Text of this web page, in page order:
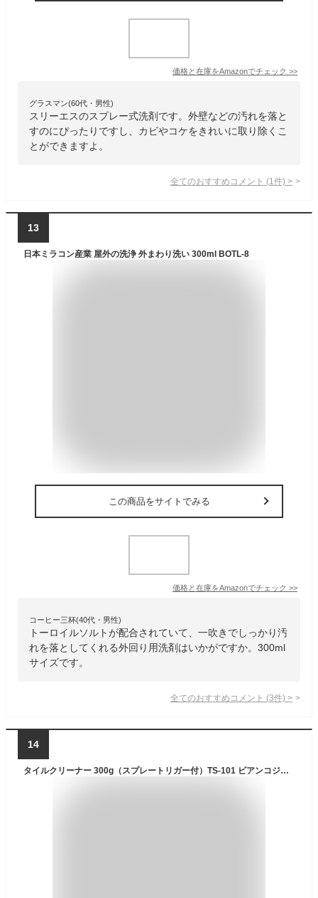
価格と在庫をAmazonでチェック >>
グラスマン(60代・男性)
スリーエスのスプレー式洗剤です。外壁などの汚れを落と
すのにぴったりですし、カビやコケをきれいに取り除くこ
とができますよ。
全てのおすすめコメント (1 件) >
13
日本ミラコン産業 屋外の洗浄 外まわり洗い 300ml BOTL-8
この商品をサイトでみる
価格と在庫をAmazonでチェック >>
コーヒー三杯(40代・男性)
トーロイルソルトが配合されていて、一吹きでしっかり汚
れを落としてくれる外回り用洗剤はいかがですか。300ml
サイズです。
全てのおすすめコメント (3件) >
14
タイルクリーナー 300g（スプレートリガー付）TS-101 ビアンコジャパン 玄関 タイル 掃除 ブラシ 業務用 外壁 クリーナー 床タイル 玄関掃除 タイル洗浄 タイル洗剤 サビ落とし タイル用洗剤 タイル磨き 洗剤 黒ずみ